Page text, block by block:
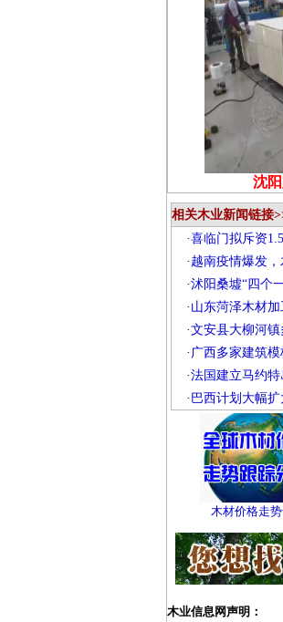
沈
相关木业新闻链接
·喜临门拟斥资
· 越南疫情爆发
·沭阳桑墟“四个
· 山东菏泽木材
·文安县大柳河
· 广西多家建筑
·法国建立马约
· 巴西计划大幅
木材价格走
木业信息网声明：